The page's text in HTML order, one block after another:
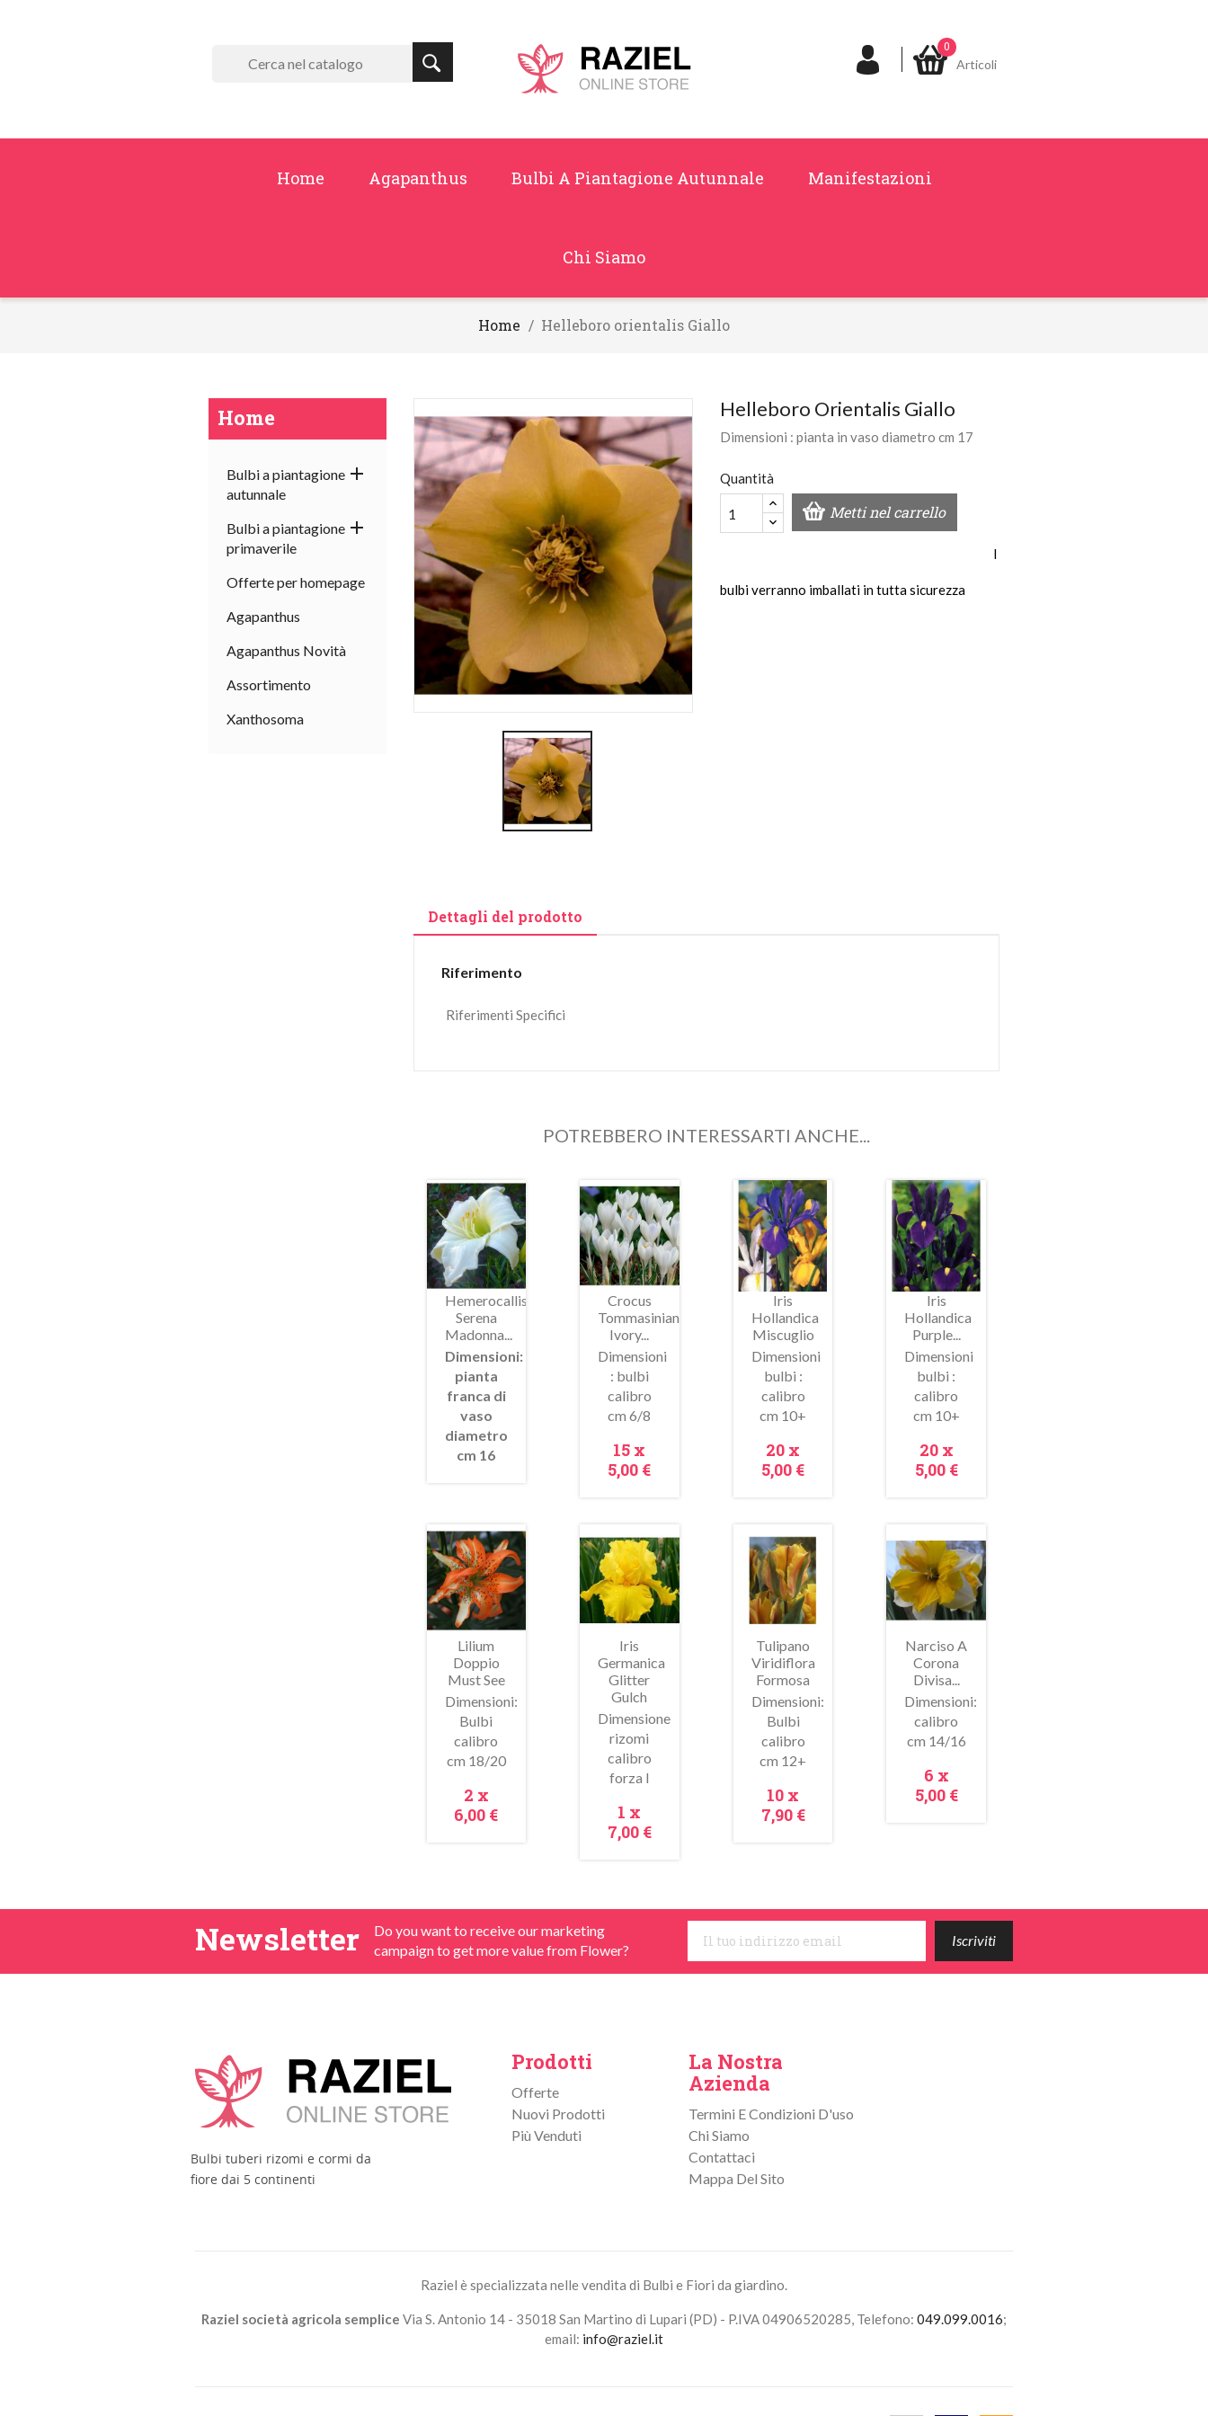
0
Articoli
Home Agapanthus Bulbi A Piantagione Autunnale Manifestazioni
Chi Siamo
Home Helleboro orientalis Giallo
Home
Bulbi a piantagione
autunnale

Bulbi a piantagione
primaverile

Offerte per homepage
Agapanthus
Agapanthus Novità
Assortimento
Xanthosoma
Helleboro Orientalis Giallo
Dimensioni : pianta in vaso diametro cm 17
Quantità
Metti nel carrello
I
bulbi verranno imballati in tutta sicurezza
Dettagli del prodotto
Riferimento
Riferimenti Specifici
POTREBBERO INTERESSARTI ANCHE...
Metti Nel Carrello
Hemerocallis
Serena
Madonna...
Dimensioni:
pianta
franca di
vaso
diametro
cm 16
Metti Nel Carrello
Crocus
Tommasinianus
Ivory...
Dimensioni
: bulbi
calibro
cm 6/8
Prezzo
15 x
5,00 €
Metti Nel Carrello
Iris
Hollandica
Miscuglio
Dimensioni
bulbi :
calibro
cm 10+
Prezzo
20 x
5,00 €
Metti Nel Carrello
Iris
Hollandica
Purple...
Dimensioni
bulbi :
calibro
cm 10+
Prezzo
20 x
5,00 €
Metti Nel Carrello
Lilium
Doppio
Must See
Dimensioni:
Bulbi
calibro
cm 18/20
Prezzo
2 x
6,00 €
Metti Nel Carrello
Iris
Germanica
Glitter
Gulch
Dimensione
rizomi
calibro
forza I
Prezzo
1 x
7,00 €
Metti Nel Carrello
Tulipano
Viridiflora
Formosa
Dimensioni:
Bulbi
calibro
cm 12+
Prezzo
10 x
7,90 €
saldo!
Metti Nel Carrello
Narciso A
Corona
Divisa...
Dimensioni:
calibro
cm 14/16
Prezzo
6 x
5,00 €
Newsletter
Do you want to receive our marketing
campaign to get more value from Flower?
Bulbi tuberi rizomi e cormi da
fiore dai 5 continenti
Prodotti
Offerte
Nuovi Prodotti
Più Venduti
La Nostra
Azienda
Termini E Condizioni D'uso
Chi Siamo
Contattaci
Mappa Del Sito
Raziel è specializzata nelle vendita di Bulbi e Fiori da giardino.
Raziel società agricola semplice Via S. Antonio 14 - 35018 San Martino di Lupari (PD) - P.IVA 04906520285, Telefono: 049.099.0016;
email: info@raziel.it